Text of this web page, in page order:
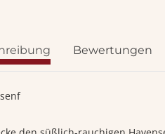
Bewertungen